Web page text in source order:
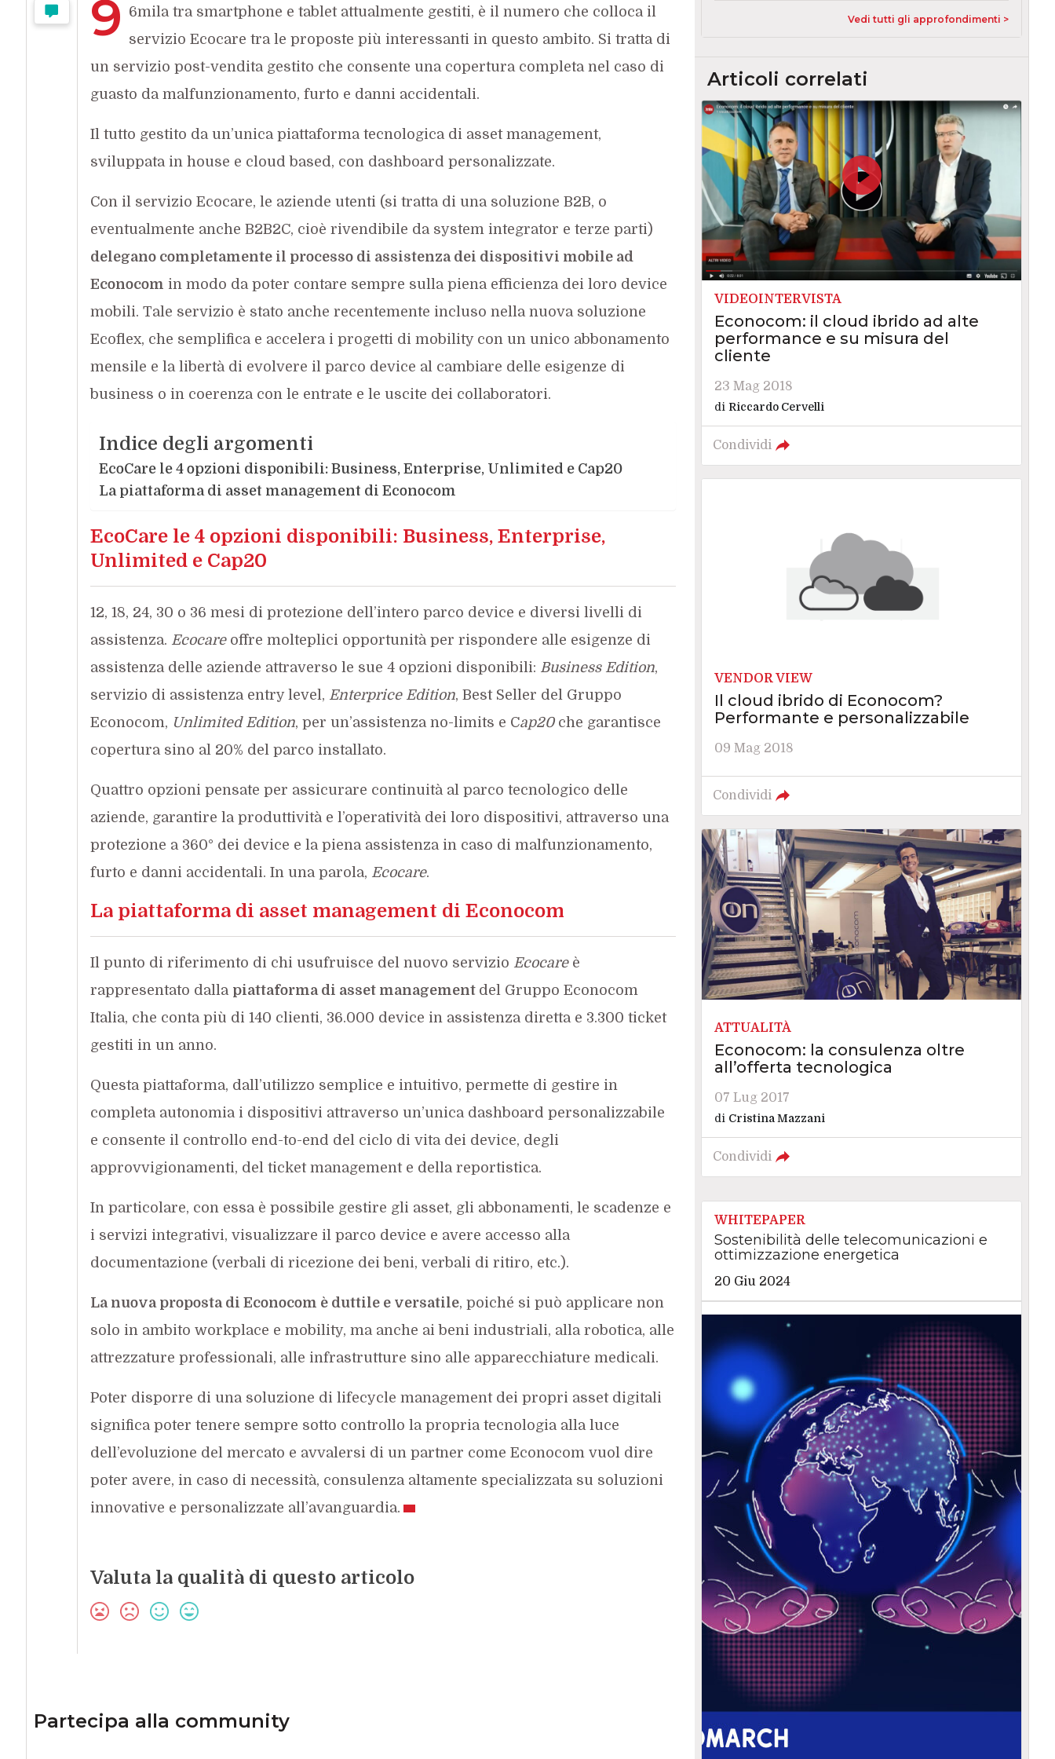
9 6mila tra smartphone e tablet attualmente gestiti, è il numero che colloca il
servizio Ecocare tra le proposte più interessanti in questo ambito. Si tratta di
un servizio post-vendita gestito che consente una copertura completa nel caso di
guasto da malfunzionamento, furto e danni accidentali.
Il tutto gestito da un’unica piattaforma tecnologica di asset management,
sviluppata in house e cloud based, con dashboard personalizzate.
Con il servizio Ecocare, le aziende utenti (si tratta di una soluzione B2B, o
eventualmente anche B2B2C, cioè rivendibile da system integrator e terze parti)
delegano completamente il processo di assistenza dei dispositivi mobile ad
Econocom in modo da poter contare sempre sulla piena efficienza dei loro device
mobili. Tale servizio è stato anche recentemente incluso nella nuova soluzione
Ecoflex, che semplifica e accelera i progetti di mobility con un unico abbonamento
mensile e la libertà di evolvere il parco device al cambiare delle esigenze di
business o in coerenza con le entrate e le uscite dei collaboratori.
Indice degli argomenti
EcoCare le 4 opzioni disponibili: Business, Enterprise, Unlimited e Cap20
La piattaforma di asset management di Econocom
EcoCare le 4 opzioni disponibili: Business, Enterprise,
Unlimited e Cap20
12, 18, 24, 30 o 36 mesi di protezione dell’intero parco device e diversi livelli di
assistenza. Ecocareoffre molteplici opportunità per rispondere alle esigenze di
assistenza delle aziende attraverso le sue 4 opzioni disponibili: Business Edition,
servizio di assistenza entry level, Enterprice Edition, Best Seller del Gruppo
Econocom, Unlimited Edition, per un’assistenza no-limits e Cap20 che garantisce
copertura sino al 20% del parco installato.
Quattro opzioni pensate per assicurare continuità al parco tecnologico delle
aziende, garantire la produttività e l’operatività dei loro dispositivi, attraverso una
protezione a 360° dei device e la piena assistenza in caso di malfunzionamento,
furto e danni accidentali. In una parola, Ecocare.
La piattaforma di asset management di Econocom
Il punto di riferimento di chi usufruisce del nuovo servizio Ecocare è
rappresentato dalla piattaforma di asset management del Gruppo Econocom
Italia, che conta più di 140 clienti, 36.000 device in assistenza diretta e 3.300 ticket
gestiti in un anno.
Questa piattaforma, dall’utilizzo semplice e intuitivo, permette di gestire in
completa autonomia i dispositivi attraverso un’unica dashboard personalizzabile
e consente il controllo end-to-end del ciclo di vita dei device, degli
approvvigionamenti, del ticket management e della reportistica.
In particolare, con essa è possibile gestire gli asset, gli abbonamenti, le scadenze e
i servizi integrativi, visualizzare il parco device e avere accesso alla
documentazione (verbali di ricezione dei beni, verbali di ritiro, etc.).
La nuova proposta di Econocom è duttile e versatile, poiché si può applicare non
solo in ambito workplace e mobility, ma anche ai beni industriali, alla robotica, alle
attrezzature professionali, alle infrastrutture sino alle apparecchiature medicali.
Poter disporre di una soluzione di lifecycle management dei propri asset digitali
significa poter tenere sempre sotto controllo la propria tecnologia alla luce
dell’evoluzione del mercato e avvalersi di un partner come Econocom vuol dire
poter avere, in caso di necessità, consulenza altamente specializzata su soluzioni
innovative e personalizzate all’avanguardia.
Valuta la qualità di questo articolo
Partecipa alla community
Vedi tutti gli approfondimenti >
Articoli correlati
VIDEOINTERVISTA
Econocom: il cloud ibrido ad alte
performance e su misura del
cliente
23 Mag 2018
di Riccardo Cervelli
Condividi
VENDOR VIEW
Il cloud ibrido di Econocom?
Performante e personalizzabile
09 Mag 2018
Condividi
ATTUALITÀ
Econocom: la consulenza oltre
all’offerta tecnologica
07 Lug 2017
di Cristina Mazzani
Condividi
WHITEPAPER
Sostenibilità delle telecomunicazioni e
ottimizzazione energetica
20 Giu 2024